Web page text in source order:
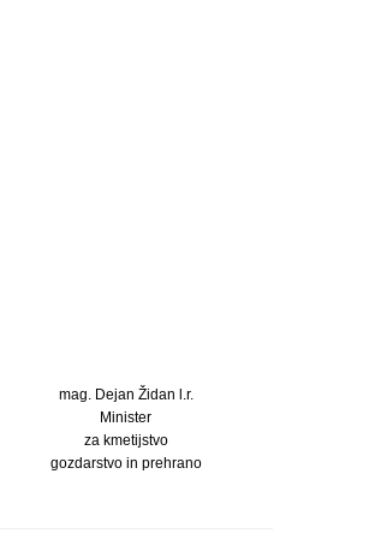
mag. Dejan Židan l.r.
Minister
za kmetijstvo
gozdarstvo in prehrano